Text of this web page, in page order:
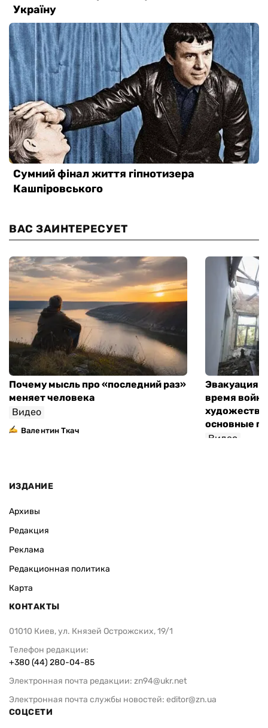
ВАС ЗАИНТЕРЕСУЕТ
Почему мысль про «последний раз»
меняет человека
Видео
Валентин Ткач
Эвакуация
время
основные
Видео
ИЗДАНИЕ
Архивы
Редакция
Реклама
Редакционная политика
Карта
КОНТАКТЫ
01010 Киев, ул. Князей Острожских, 19/1
Телефон редакции:
+380 (44) 280-04-85
Электронная почта редакции: zn94@ukr.net
Электронная почта службы новостей: editor@zn.ua
СОЦСЕТИ